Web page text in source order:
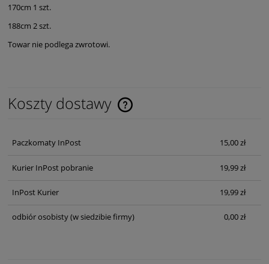
170cm 1 szt.
188cm 2 szt.
Towar nie podlega zwrotowi.
Koszty dostawy
Cena nie zawiera ewentualnych kosztów płatności
Paczkomaty InPost 15,00 zł
Kurier InPost pobranie 19,99 zł
InPost Kurier 19,99 zł
odbiór osobisty(w siedzibie firmy) 0,00 zł